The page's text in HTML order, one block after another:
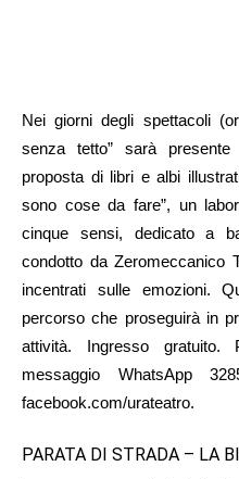
Nei giorni degli spettacoli
senza tetto” sarà
proposta di libri e albi
sono cose da fare”, un
cinque sensi, dedicato a
condotto da Zeromeccanico
incentrati sulle emozioni.
percorso che proseguirà in
attività. Ingresso gratuito.
messaggio WhatsApp
facebook.com/urateatro.
PARATA DI STRADA – LA